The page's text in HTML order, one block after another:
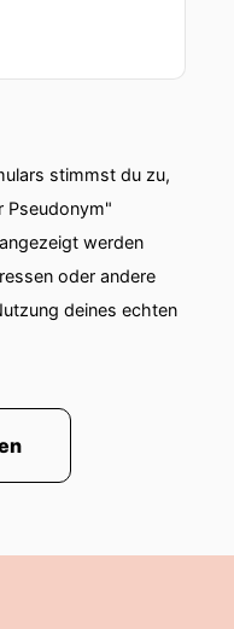
stimmst du zu,
Pseudonym"
werden
oder andere
deines echten